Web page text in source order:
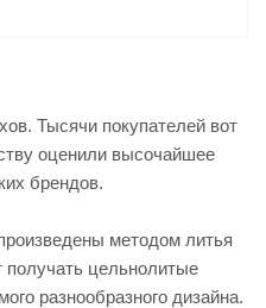
Тысячи покупателей вот
оценили высочайшее
брендов.
методом литья
получать цельнолитые
разнообразного дизайна.